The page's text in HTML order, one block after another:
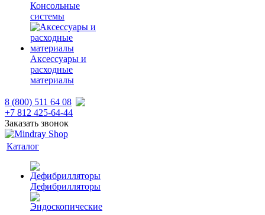
Консольные
системы
Аксессуары и
расходные
материалы
8 (800) 511 64 08
+7 812 425-64-44
Заказать звонок
Каталог
Дефибрилляторы